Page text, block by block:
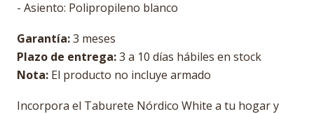
- Asiento: Polipropileno blanco
Garantía:3 meses
Plazo de entrega:3 a 10 días hábiles en stock
Nota: El producto no incluye armado
Incorpora el Taburete Nórdico White a tu hogar y